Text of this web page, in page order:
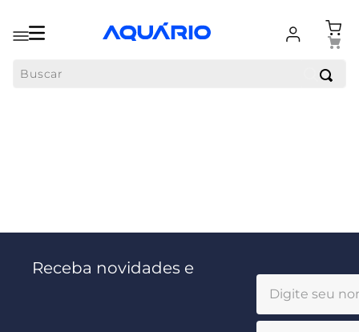
Receba novidades e